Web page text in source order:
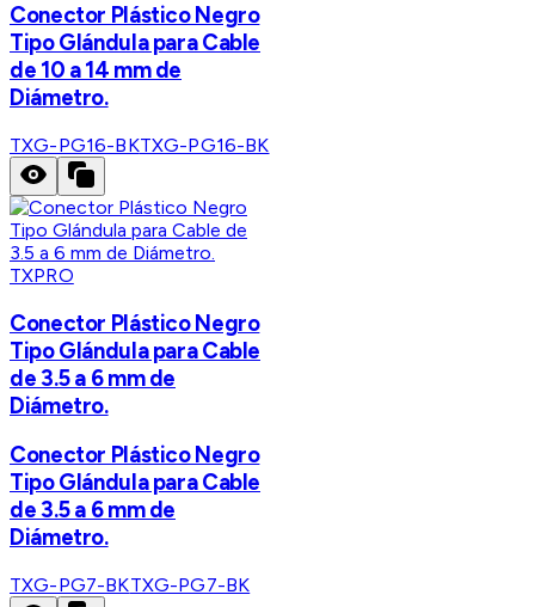
Conector Plástico Negro
Tipo Glándula para Cable
de 10 a 14 mm de
Diámetro.
TXG-PG16-BKTXG-PG16-BK
TXPRO
Conector Plástico Negro
Tipo Glándula para Cable
de 3.5 a 6 mm de
Diámetro.
Conector Plástico Negro
Tipo Glándula para Cable
de 3.5 a 6 mm de
Diámetro.
TXG-PG7-BKTXG-PG7-BK